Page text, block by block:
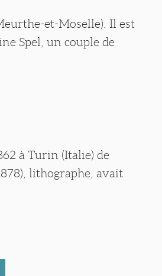
et-Moselle). Il est
Spel, un couple de
à Turin (Italie) de
lithographe, avait